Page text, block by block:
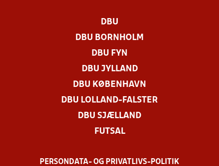
DBU
DBU BORNHOLM
DBU FYN
DBU JYLLAND
DBU KØBENHAVN
DBU LOLLAND-FALSTER
DBU SJÆLLAND
FUTSAL
PERSONDATA- OG PRIVATLIVS-POLITIK